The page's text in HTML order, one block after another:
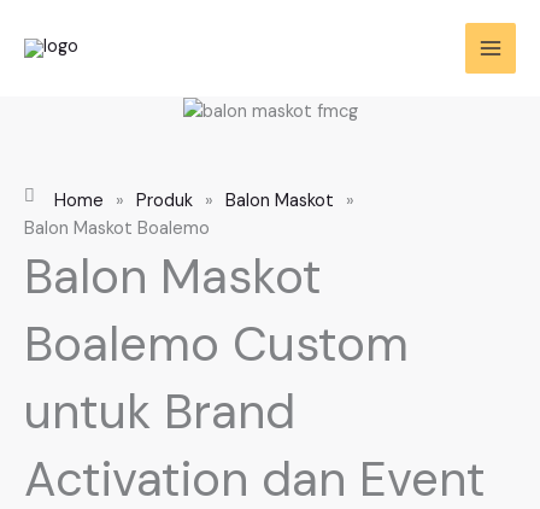
Home » Produk » Balon Maskot
»
Balon Maskot Boalemo
Balon Maskot
Boalemo Custom
untuk Brand
Activation dan Event